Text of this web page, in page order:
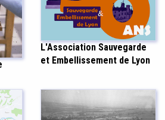
L'Association Sauvegarde
et Embellissement de Lyon